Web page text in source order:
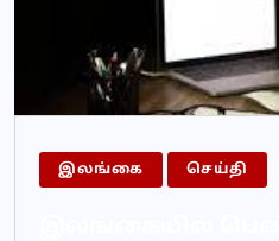
இலங்கை செய்தி